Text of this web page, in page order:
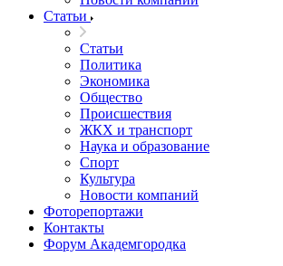
Статьи
Статьи
Политика
Экономика
Общество
Происшествия
ЖКХ и транспорт
Наука и образование
Спорт
Культура
Новости компаний
Фоторепортажи
Контакты
Форум Академгородка